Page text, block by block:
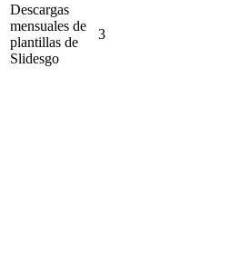
Descargas
mensuales de
plantillas de
Slidesgo
3